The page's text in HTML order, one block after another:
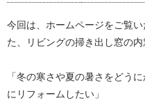
今回は、ホームページをご覧
た、リビングの掃き出し窓の内
「冬の寒さや夏の暑さをどう
にリフォームしたい」